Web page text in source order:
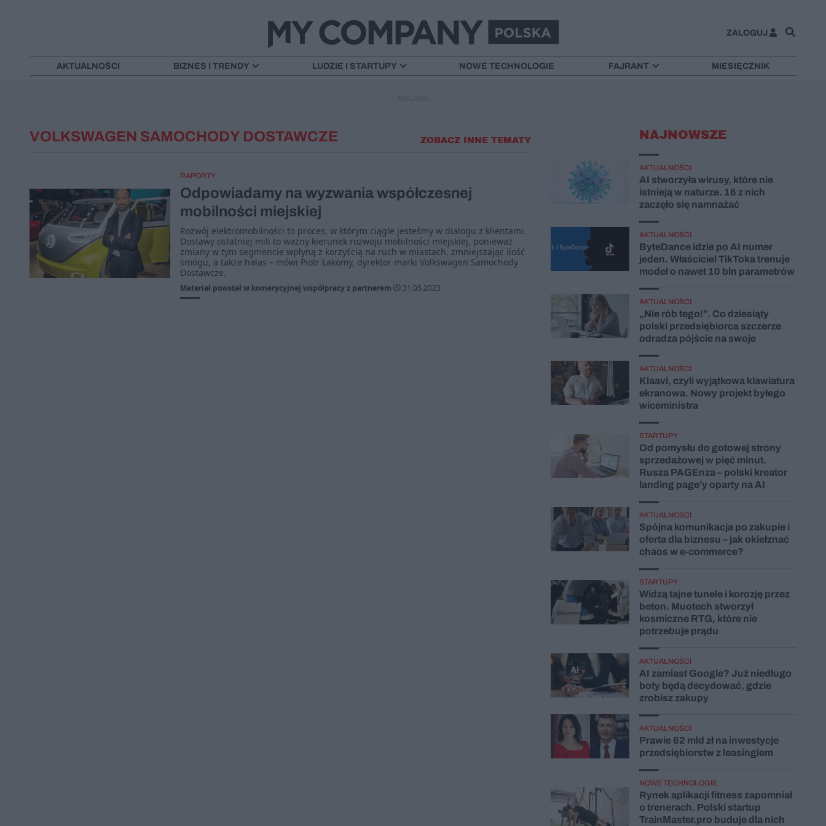
ZALOGUJ
AKTUALNOŚCI BIZNES I TRENDY LUDZIE I STARTUPY NOWE TECHNOLOGIE FAJRANT MIESIĘCZNIK
VOLKSWAGEN SAMOCHODY DOSTAWCZE ZOBACZ INNE TEMATY
RAPORTY
Odpowiadamy na wyzwania współczesnej
mobilności miejskiej
Rozwój elektromobilności to proces, w którym ciągle jesteśmy w dialogu z klientami.
Dostawy ostatniej mili to ważny kierunek rozwoju mobilności miejskiej, ponieważ
zmiany w tym segmencie wpłyną z korzyścią na ruch w miastach, zmniejszając ilość
smogu, a także hałas – mówi Piotr Łakomy, dyrektor marki Volkswagen Samochody
Dostawcze.
Materiał powstał w komerycyjnej współpracy z partnerem 31.05.2023
NAJNOWSZE
AKTUALNOŚCI
AI stworzyła wirusy, które nie
istnieją w naturze. 16 z nich
zaczęło się namnażać
AKTUALNOŚCI
ByteDance idzie po AI numer
jeden. Właściciel TikToka trenuje
model o nawet 10 bln parametrów
AKTUALNOŚCI
„Nie rób tego!”. Co dziesiąty
polski przedsiębiorca szczerze
odradza pójście na swoje
AKTUALNOŚCI
Klaavi, czyli wyjątkowa klawiatura
ekranowa. Nowy projekt byłego
wiceministra
STARTUPY
Od pomysłu do gotowej strony
sprzedażowej w pięć minut.
Rusza PAGEnza – polski kreator
landing page’y oparty na AI
AKTUALNOŚCI
Spójna komunikacja po zakupie i
oferta dla biznesu – jak okiełznać
chaos w e-commerce?
STARTUPY
Widzą tajne tunele i korozję przez
beton. Muotech stworzył
kosmiczne RTG, które nie
potrzebuje prądu
AKTUALNOŚCI
AI zamiast Google? Już niedługo
boty będą decydować, gdzie
zrobisz zakupy
AKTUALNOŚCI
Prawie 62 mld zł na inwestycje
przedsiębiorstw z leasingiem
NOWE TECHNOLOGIE
Rynek aplikacji fitness zapomniał
o trenerach. Polski startup
TrainMaster.pro buduje dla nich